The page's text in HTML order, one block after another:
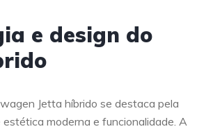
e design do
Jetta híbrido se destaca pela
moderna e funcionalidade. A